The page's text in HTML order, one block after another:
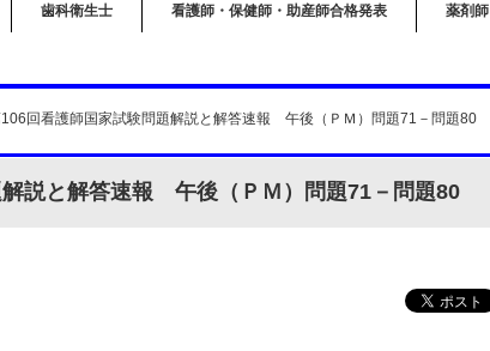
歯科衛生士 看護師・保健師・助産師合格発表 薬剤師
回看護師国家試験問題解説と解答速報 午後（ＰＭ）問題71－問題80
説と解答速報 午後（ＰＭ）問題71－問題80